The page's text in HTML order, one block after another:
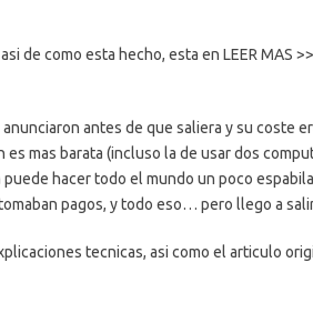
de como esta hecho, esta en LEER MAS
antes de que saliera y su coste
es mas barata (incluso la de usar dos
hacer todo el mundo un poco
pagos, y todo eso… pero llego a salir
tecnicas, asi como el articulo